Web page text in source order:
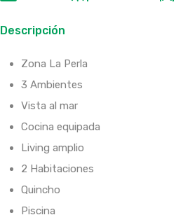
Descripción
Zona La Perla
3 Ambientes
Vista al mar
Cocina equipada
Living amplio
2 Habitaciones
Quincho
Piscina